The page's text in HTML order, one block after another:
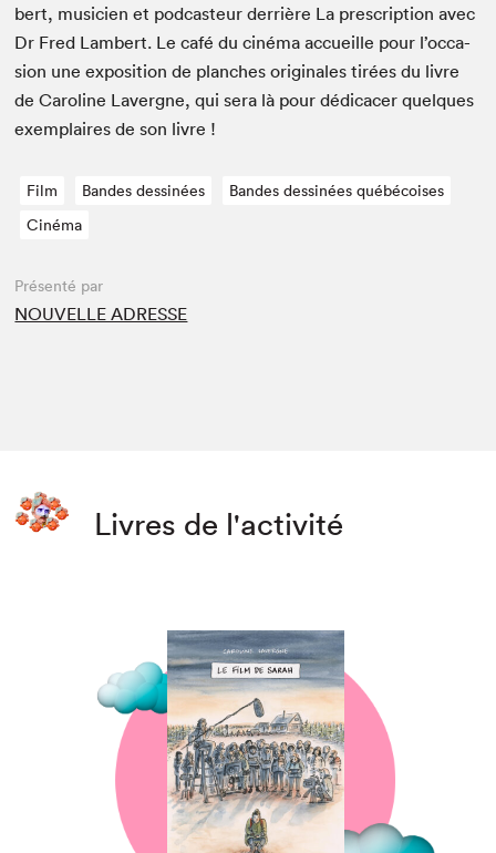
bert, musi­cien et pod­cas­teur der­rière La pre­scrip­tion avec
Dr Fred Lam­bert. Le café du ciné­ma accueille pour l’oc­ca­
sion une expo­si­tion de planch­es orig­i­nales tirées du livre
de Car­o­line Lavergne, qui sera là pour dédi­cac­er quelques
exem­plaires de son livre !
Film Bandes dessinées
Bandes dessinées québécoises
Cinéma
Présenté par
NOUVELLE ADRESSE
Livres de l'activité